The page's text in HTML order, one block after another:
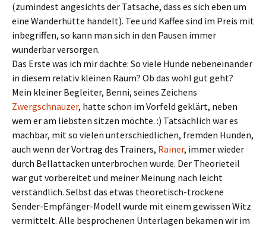
(zumindest angesichts der Tatsache, dass es sich eben um
eine Wanderhütte handelt). Tee und Kaffee sind im Preis mit
inbegriffen, so kann man sich in den Pausen immer
wunderbar versorgen.
Das Erste was ich mir dachte: So viele Hunde nebeneinander
in diesem relativ kleinen Raum? Ob das wohl gut geht?
Mein kleiner Begleiter, Benni, seines Zeichens
Zwergschnauzer, hatte schon im Vorfeld geklärt, neben
wem er am liebsten sitzen möchte. :) Tatsächlich war es
machbar, mit so vielen unterschiedlichen, fremden Hunden,
auch wenn der Vortrag des Trainers, Rainer, immer wieder
durch Bellattacken unterbrochen wurde. Der Theorieteil
war gut vorbereitet und meiner Meinung nach leicht
verständlich. Selbst das etwas theoretisch-trockene
Sender-Empfänger-Modell wurde mit einem gewissen Witz
vermittelt. Alle besprochenen Unterlagen bekamen wir im